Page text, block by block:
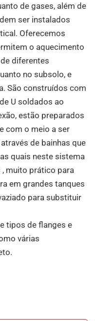
de gases, além de
ser instalados
Oferecemos
o aquecimento
diferentes
no subsolo, e
São construídos com
U soldados ao
estão preparados
com o meio a ser
de bainhas que
quais neste sistema
muito prático para
em grandes tanques
para substituir
tipos de flanges e
várias